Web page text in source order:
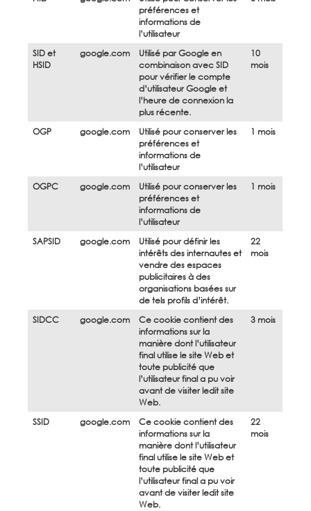
préférences et
informations de
l’utilisateur
SID et
HSID
google.com
Utilisé par Google en
combinaison avec SID
pour vérifier le compte
d’utilisateur Google et
l’heure de connexion la
plus récente.
10
mois
OGP google.com
Utilisé pour conserver les
préférences et
informations de
l’utilisateur
1 mois
OGPC google.com
Utilisé pour conserver les
préférences et
informations de
l’utilisateur
1 mois
SAPSID google.com
Utilisé pour définir les
intérêts des internautes et
vendre des espaces
publicitaires à des
organisations basées sur
de tels profils d’intérêt.
22
mois
SIDCC google.com
Ce cookie contient des
informations sur la
manière dont l’utilisateur
final utilise le site Web et
toute publicité que
l’utilisateur final a pu voir
avant de visiter ledit site
Web.
3 mois
SSID google.com
Ce cookie contient des
informations sur la
manière dont l’utilisateur
final utilise le site Web et
toute publicité que
l’utilisateur final a pu voir
avant de visiter ledit site
Web.
22
mois